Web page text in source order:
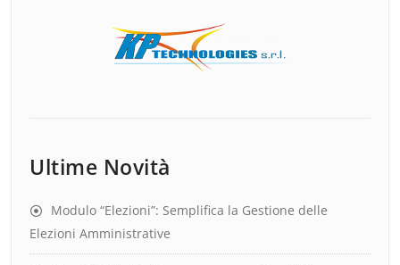
Ultime Novità
Modulo “Elezioni”: Semplifica la Gestione delle
Elezioni Amministrative